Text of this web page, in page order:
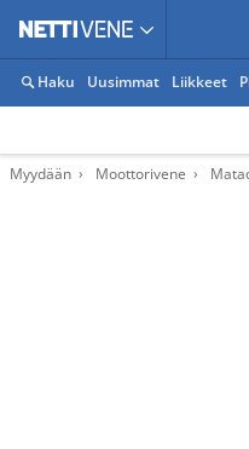
Haku Uusimmat Liikkeet
Myydään Moottorivene